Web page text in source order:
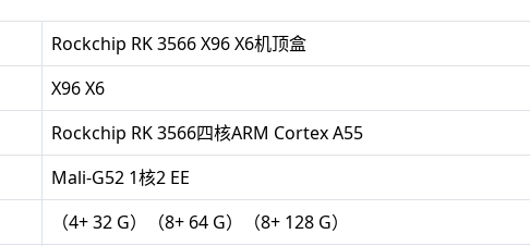
Rockchip RK 3566 X96 X6机顶盒
X96 X6
Rockchip RK 3566四核ARM Cortex A55
Mali-G52 1核2 EE
（4+ 32 G）（8+ 64 G）（8+ 128 G）